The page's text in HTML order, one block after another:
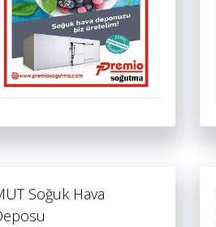
Soğuk Hava